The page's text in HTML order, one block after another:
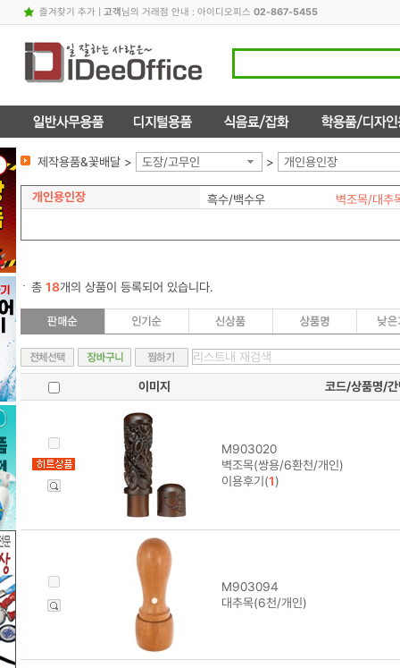
즐겨찾기 추가| 고객님의 거래점 안내 : 아이디오피스 02-867-5455
제작용품&꽃배달 > 도장/고무인 > 개인용인장
개인용인장 흑수/백수우 벽조목/대추
총 18개의 상품이 등록되어 있습니다.
이미지 코드/상품명/간
M903020
벽조목(쌍용/6환천/개인)
이용후기(1)
M903094
대추목(6천/개인)